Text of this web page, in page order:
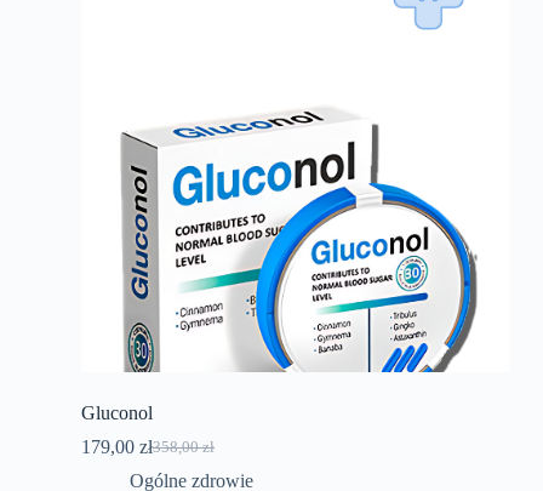
Gluconol
358,00zł
Pierwotna
cena
179,00 złAktualna
cena
Ogólne zdrowie